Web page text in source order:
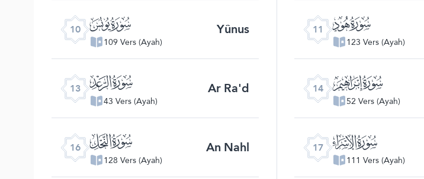
10 ﮖ
109 Vers (Ayah)
Yûnus 11 ﮗ
123 Vers (Ayah)
13 ﮙ
43 Vers (Ayah)
Ar Ra'd 14 ﮚ
52 Vers (Ayah)
16 ﮜ
128 Vers (Ayah)
An Nahl 17 ﮝ
111 Vers (Ayah)